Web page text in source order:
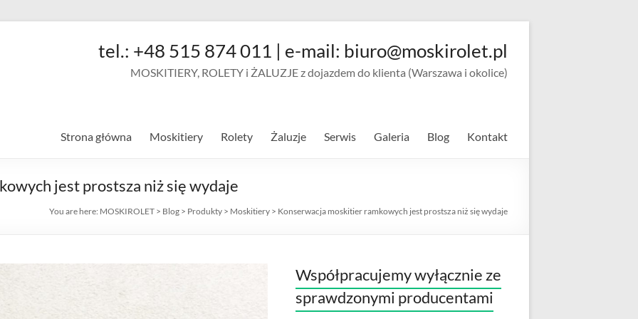
tel.: +48 515 874 011 | e-mail: biuro@moskirolet.pl
MOSKITIERY, ROLETY i ŻALUZJE z dojazdem do klienta (Warszawa i okolice)
Strona główna Moskitiery Rolety Żaluzje Serwis Galeria Blog Kontakt
jest prostsza niż się wydaje
You are here: MOSKIROLET > Blog > Produkty > Moskitiery > Konserwacja moskitier ramkowych jest prostsza niż się wydaje
Współpracujemy wyłącznie ze
sprawdzonymi producentami